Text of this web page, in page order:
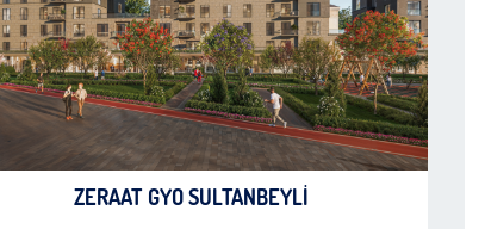
ZERAAT GYO SULTANBEYLI